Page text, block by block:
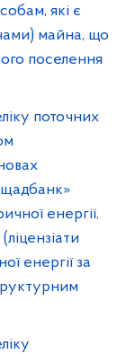
які є
майна, що
поселення
поточних
енергії,
енергії за